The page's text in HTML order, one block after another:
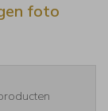
foto